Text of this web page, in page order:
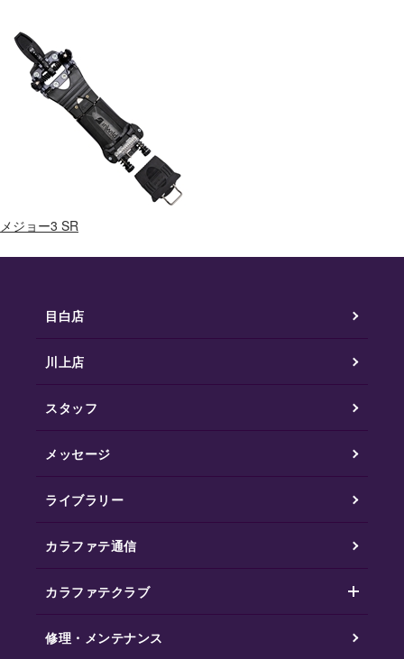
メジョー3 SR
目白店
川上店
スタッフ
メッセージ
ライブラリー
カラファテ通信
カラファテクラブ
修理・メンテナンス